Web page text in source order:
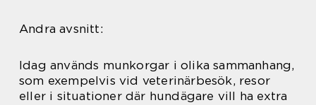
Andra avsnitt:
Idag används munkorgar i olika sammanhang,
som exempelvis vid veterinärbesök, resor
eller i situationer där hundägare vill ha extra